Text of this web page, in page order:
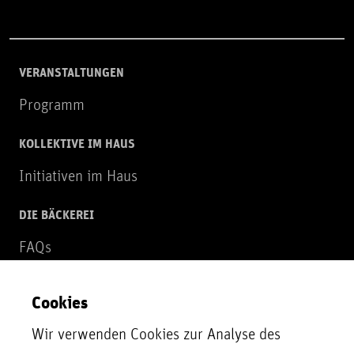
VERANSTALTUNGEN
Programm
KOLLEKTIVE IM HAUS
Initiativen im Haus
DIE BÄCKEREI
FAQs
NEWSLETTER
Zur Newsletter Anmeldung
Cookies
Wir verwenden Cookies zur Analyse des